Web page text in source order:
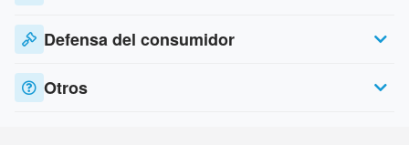
Defensa del consumidor
Otros